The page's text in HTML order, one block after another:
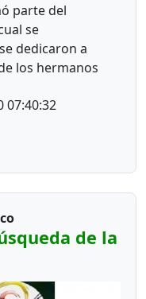
parte del
se
dedicaron a
los hermanos
la hacienda
de la
un pactó
poblado y al año
de policía
07:40:32
de la